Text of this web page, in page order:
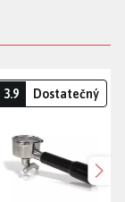
3.9 Dostatečný